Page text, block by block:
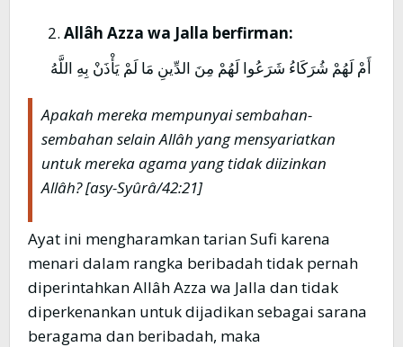
Allâh Azza wa Jalla berfirman:
أَمْ لَهُمْ شُرَكَاءُ شَرَعُوا لَهُمْ مِنَ الدِّينِ مَا لَمْ يَأْذَنْ بِهِ اللَّهُ
Apakah mereka mempunyai sembahan-
sembahan selain Allâh yang mensyariatkan
untuk mereka agama yang tidak diizinkan
Allâh? [asy-Syûrâ/42:21]
Ayat ini mengharamkan tarian Sufi karena
menari dalam rangka beribadah tidak pernah
diperintahkan Allâh Azza wa Jalla dan tidak
diperkenankan untuk dijadikan sebagai sarana
beragama dan beribadah, maka